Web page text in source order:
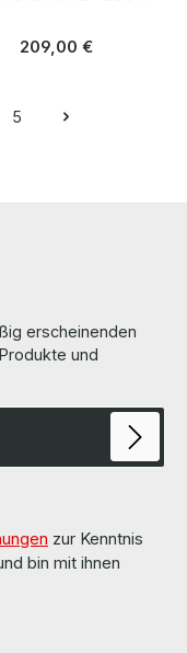
Regulärer Preis:
209,00 €
Seite
5
erscheinenden
und
zur Kenntnis
bin mit ihnen